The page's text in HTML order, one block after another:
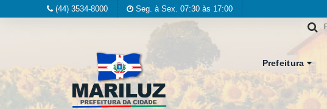
(44) 3534-8000 Seg. à Sex. 07:30 às 17:00
Prefeitura